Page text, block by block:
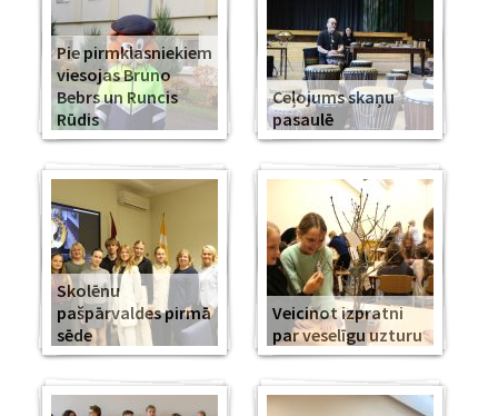
Pie pirmklasniekiem
viesojas Bruno
Bebrs un Runcis
Rūdis
Ceļojums skaņu
pasaulē
Skolēnu
pašpārvaldes pirmā
sēde
Veicinot izpratni
par veselīgu uzturu